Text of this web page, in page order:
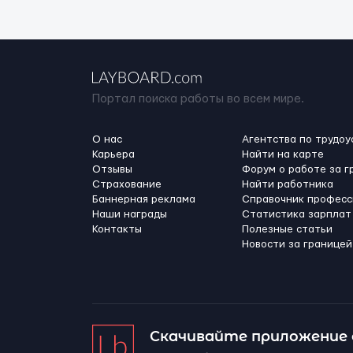
Портал поиска работы во всем мире.
О нас
Карьера
Отзывы
Страхование
Баннерная реклама
Наши награды
Контакты
Агентства по
Найти на карте
Форум о работе за
Найти работника
Справочник
Статистика зарплат
Полезные статьи
Новости за границей
Скачивайте